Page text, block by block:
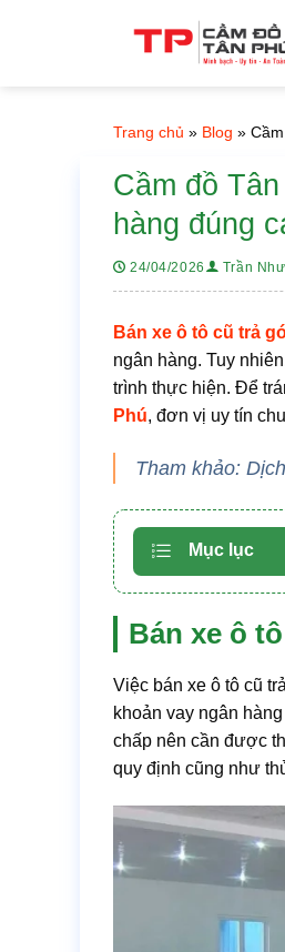
Trang chủ » Blog »
Cầm đồ
hàng đúng
24/04/2026 Trần
Bán xe ô tô cũ trả
ngân hàng. Tuy
trình thực hiện. Để
Phú, đơn vị uy tín
Tham khảo:
Mục lục
Bán xe ô
Việc bán xe ô tô cũ
khoản vay ngân
chấp nên cần được
quy định cũng như